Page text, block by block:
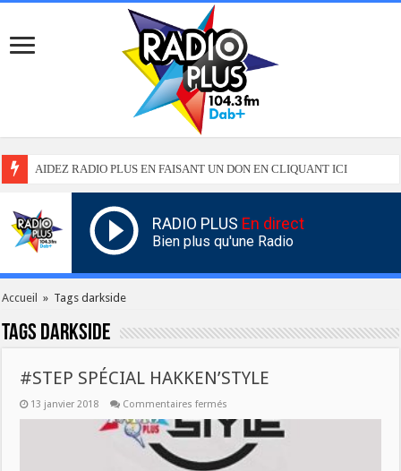
AIDEZ RADIO PLUS EN FAISANT UN DON EN CLIQUANT ICI
RADIO PLUS En direct
Bien plus qu'une Radio
Accueil » Tags darkside
Tags darkside
#STEP SPÉCIAL HAKKEN’STYLE
13 janvier 2018 Commentaires fermés
SPÉCIAL
HAKKEN’STYLE